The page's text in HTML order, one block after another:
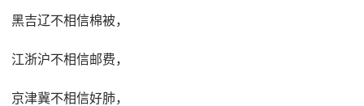
黑吉辽不相信棉被，
江浙沪不相信邮费，
京津冀不相信好肺，